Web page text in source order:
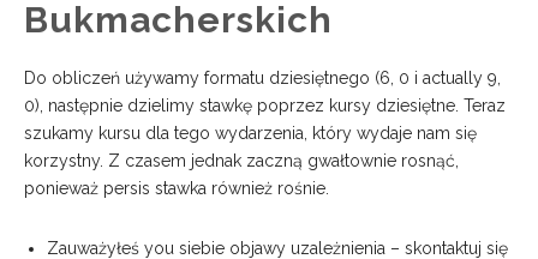
Bukmacherskich
Do obliczeń używamy formatu dziesiętnego (6, 0 i actually 9,
0), następnie dzielimy stawkę poprzez kursy dziesiętne. Teraz
szukamy kursu dla tego wydarzenia, który wydaje nam się
korzystny. Z czasem jednak zaczną gwałtownie rosnąć,
ponieważ persis stawka również rośnie.
Zauważyłeś you siebie objawy uzależnienia – skontaktuj się